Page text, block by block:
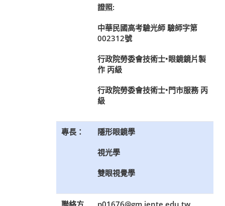
證照:
中華民國高考驗光師 驗師字第
002312號
行政院勞委會技術士•眼鏡鏡片製
作 丙級
行政院勞委會技術士•門市服務 丙
級
專長： 隱形眼鏡學
視光學
雙眼視覺學